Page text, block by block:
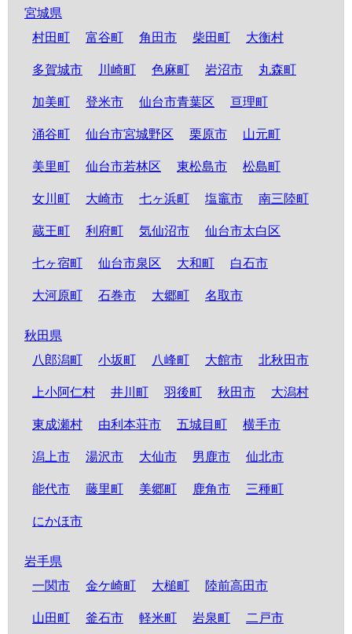
宮城県
村田町
富谷町 角田市 柴田町 大衡村
多賀城市 川崎町 色麻町 岩沼市 丸森町
加美町 登米市 仙台市青葉区 亘理町
涌谷町 仙台市宮城野区 栗原市 山元町
美里町 仙台市若林区 東松島市 松島町
女川町 大崎市 七ヶ浜町 塩竈市 南三陸町
蔵王町 利府町 気仙沼市 仙台市太白区
七ヶ宿町 仙台市泉区 大和町 白石市
大河原町 石巻市 大郷町 名取市
秋田県
八郎潟町
小坂町 八峰町 大館市 北秋田市
上小阿仁村 井川町 羽後町 秋田市 大潟村
東成瀬村 由利本荘市 五城目町 横手市
潟上市 湯沢市 大仙市 男鹿市 仙北市
能代市 藤里町 美郷町 鹿角市 三種町
にかほ市
岩手県
一関市
金ケ崎町 大槌町 陸前高田市
山田町 釜石市 軽米町 岩泉町 二戸市